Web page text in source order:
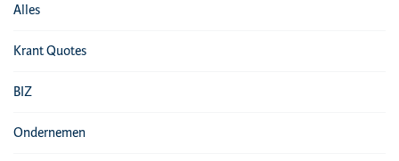
Alles
Krant Quotes
BIZ
Ondernemen